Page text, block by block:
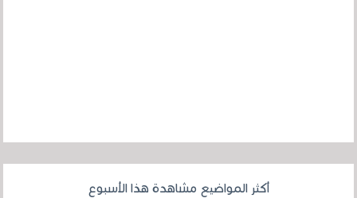
أكثر المواضيع مشاهدة هذا الأسبوع